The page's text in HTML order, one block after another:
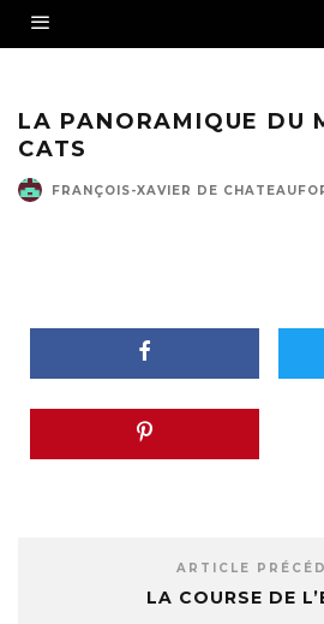
LA PANORAMIQUE DU
CATS
FRANÇOIS-XAVIER DE
ARTICLE
LA COURSE DE